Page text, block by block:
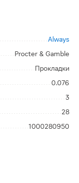
Always
Procter & Gamble
Прокладки
0.076
3
28
1000280950